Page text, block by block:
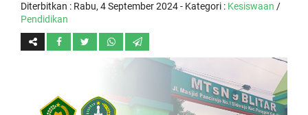
Diterbitkan : Rabu, 4 September 2024- Kategori : Kesiswaan /
Pendidikan